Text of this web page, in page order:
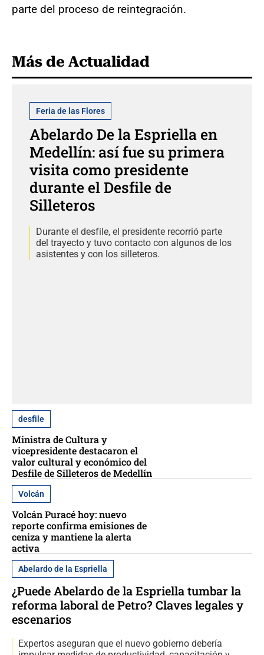
parte del proceso de reintegración.
Más de Actualidad
Feria de las Flores
Abelardo De la Espriella en
Medellín: así fue su primera
visita como presidente
durante el Desfile de
Silleteros
Durante el desfile, el presidente recorrió parte
del trayecto y tuvo contacto con algunos de los
asistentes y con los silleteros.
desfile
Ministra de Cultura y
vicepresidente destacaron el
valor cultural y económico del
Desfile de Silleteros de Medellín
Volcán
Volcán Puracé hoy: nuevo
reporte confirma emisiones de
ceniza y mantiene la alerta
activa
Abelardo de la Espriella
¿Puede Abelardo de la Espriella tumbar la
reforma laboral de Petro? Claves legales y
escenarios
Expertos aseguran que el nuevo gobierno debería